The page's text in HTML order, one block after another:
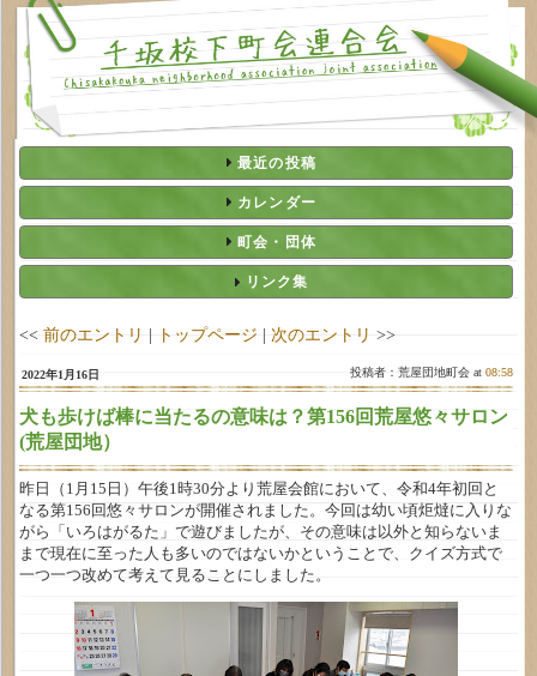
最近の投稿
カレンダー
町会・団体
リンク集
<< 前のエントリ | トップページ | 次のエントリ >>
2022年1月16日 投稿者：荒屋団地町会 at08:58
犬も歩けば棒に当たるの意味は？第156回荒屋悠々サロン
(荒屋団地）
昨日（1月15日）午後1時30分より荒屋会館において、令和4年初回と
なる第156回悠々サロンが開催されました。今回は幼い頃炬燵に入りな
がら「いろはがるた」で遊びましたが、その意味は以外と知らないま
まで現在に至った人も多いのではないかということで、クイズ方式で
一つ一つ改めて考えて見ることにしました。